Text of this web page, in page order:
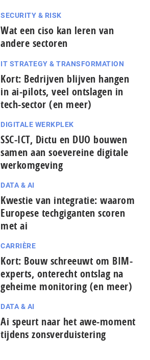
SECURITY & RISK
Wat een ciso kan leren van
andere sectoren
IT STRATEGY & TRANSFORMATION
Kort: Bedrijven blijven hangen
in ai-pilots, veel ontslagen in
tech-sector (en meer)
DIGITALE WERKPLEK
SSC-ICT, Dictu en DUO bouwen
samen aan soevereine digitale
werkomgeving
DATA & AI
Kwestie van integratie: waarom
Europese tech­gi­gan­ten scoren
met ai
CARRIÈRE
Kort: Bouw schreeuwt om BIM-
experts, onterecht ontslag na
geheime monitoring (en meer)
DATA & AI
Ai speurt naar het awe-moment
tijdens zonsverduistering